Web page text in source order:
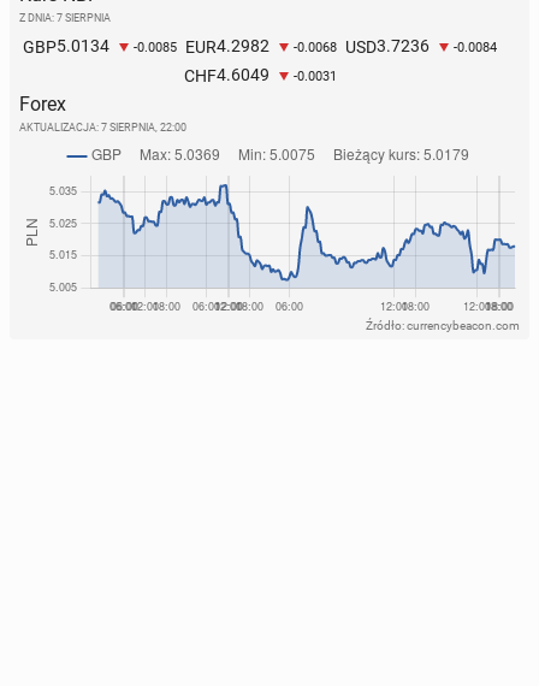
Ta piękna szkocka wyspa zna­la­zła się w ze­sta­wie­
niu naj­spo­koj­niej­szych miejsc na wakacje
13 lipca, 08:00
Z DNIA: 7 SIERPNIA
GBP5.0134 -0.0085 EUR4.2982 -0.0068 USD3.7236 -0.0084
CHF4.6049 -0.0031
Forex
AKTUALIZACJA: 7 SIERPNIA, 22:00
Źródło: currencybeacon.com